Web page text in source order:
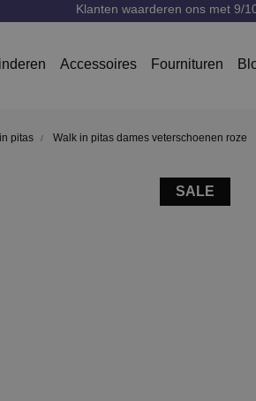
Klanten waarderen ons met
Accessoires Fournituren
pitas Walk in pitas dames veterschoenen roze
SALE